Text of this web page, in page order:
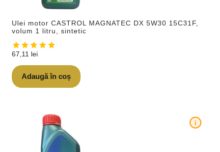
Ulei motor CASTROL MAGNATEC DX 5W30 15C31F,
volum 1 litru, sintetic
67,11 lei
Adaugă în coș
i